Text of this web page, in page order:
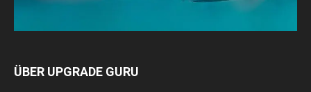
ÜBER UPGRADE GURU